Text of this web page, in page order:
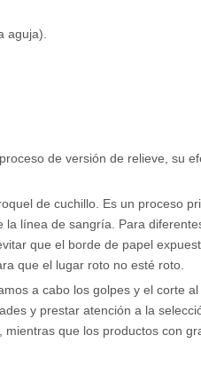
aguja).
de versión de relieve, su
de cuchillo. Es un proceso
línea de sangría. Para
que el borde de papel
que el lugar roto no esté roto.
a cabo los golpes y el corte
y prestar atención a la
que los productos con